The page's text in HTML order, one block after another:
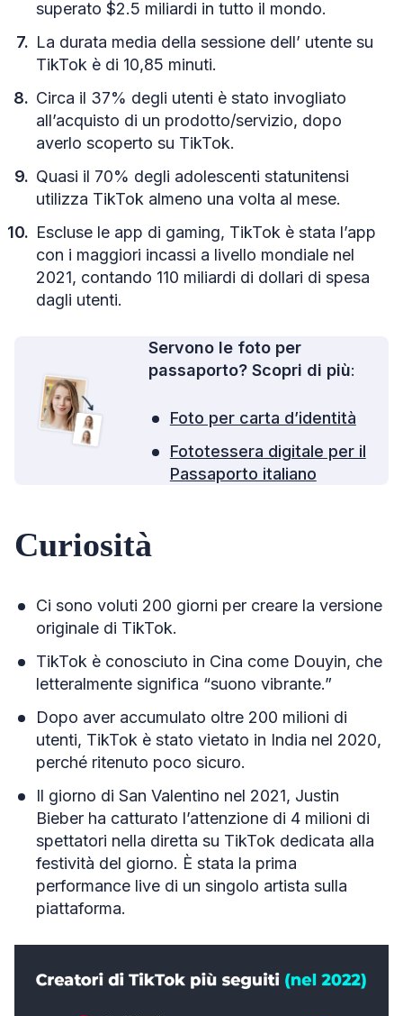
superato $2.5 miliardi in tutto il mondo.
La durata media della sessione dell’ utente su
TikTok è di 10,85 minuti.
Circa il 37% degli utenti è stato invogliato
all’acquisto di un prodotto/servizio, dopo
averlo scoperto su TikTok.
Quasi il 70% degli adolescenti statunitensi
utilizza TikTok almeno una volta al mese.
Escluse le app di gaming, TikTok è stata l’app
con i maggiori incassi a livello mondiale nel
2021, contando 110 miliardi di dollari di spesa
dagli utenti.
Servono le foto per
passaporto? Scopri di più:
Foto per carta d’identità
Fototessera digitale per il
Passaporto italiano
Curiosità
Ci sono voluti 200 giorni per creare la versione
originale di TikTok.
TikTok è conosciuto in Cina come Douyin, che
letteralmente significa “suono vibrante.”
Dopo aver accumulato oltre 200 milioni di
utenti, TikTok è stato vietato in India nel 2020,
perché ritenuto poco sicuro.
Il giorno di San Valentino nel 2021, Justin
Bieber ha catturato l’attenzione di 4 milioni di
spettatori nella diretta su TikTok dedicata alla
festività del giorno. È stata la prima
performance live di un singolo artista sulla
piattaforma.